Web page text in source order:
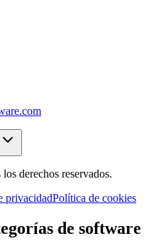
los derechos reservados.
privacidadPolítica de cookies
de software